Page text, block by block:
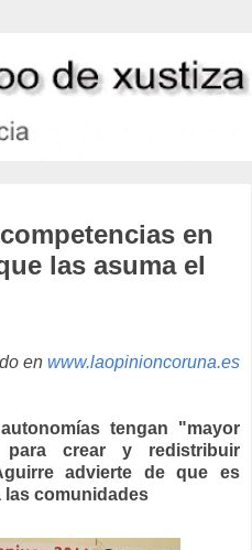
en
las asuma el
en www.laopinioncoruna.es
tengan "mayor
crear y redistribuir
advierte de que es
las comunidades